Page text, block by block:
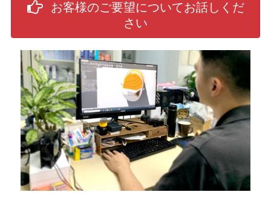
お客様のご要望についてお話しくだ
さい